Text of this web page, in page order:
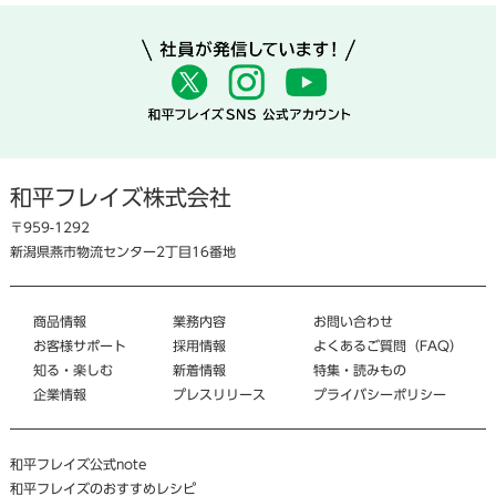
和平フレイズ株式会社
〒959-1292
新潟県燕市物流センター2丁目16番地
商品情報
お客様サポート
知る・楽しむ
企業情報
業務内容
採用情報
新着情報
プレスリリース
お問い合わせ
よくあるご質問（FAQ）
特集・読みもの
プライバシーポリシー
和平フレイズ公式note
和平フレイズのおすすめレシピ